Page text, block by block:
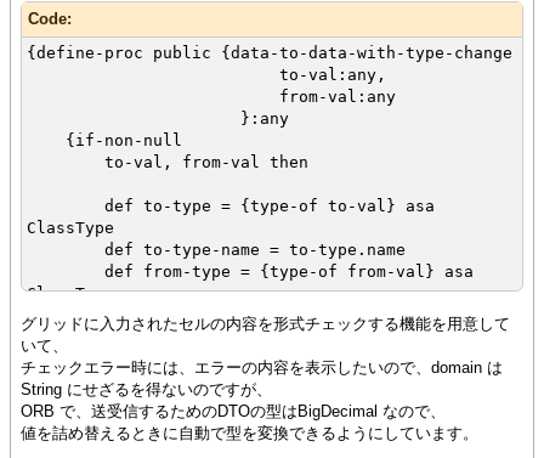
}
do
{switch m.name
case "to-String", "get-text" do
set str = {(m asa
Method).invoke c} asa #String
{break}
}
}
{return str}
{CommandButton
label = "オブジェクトを文字列にする",
{on Action do
{popup-message
{VBox
Code:
{define-proc public {data-to-data-with-type-change
to-val:any,
from-val:any
}:any
{if-non-null
to-val, from-val then
def to-type = {type-of to-val} asa
ClassType
def to-type-name = to-type.name
def from-type = {type-of from-val} asa
ClassType
def from-type-name = from-type.name
{if-non-null mtd = {from-type.get-method
"to-" & to-type-name} then
{return {mtd.invoke from-val}}
}
グリッドに入力されたセルの内容を形式チェックする機能を用意して
いて、
チェックエラー時には、エラーの内容を表示したいので、domain は
String にせざるを得ないのですが、
ORB で、送受信するためのDTOの型はBigDecimal なので、
値を詰め替えるときに自動で型を変換できるようにしています。